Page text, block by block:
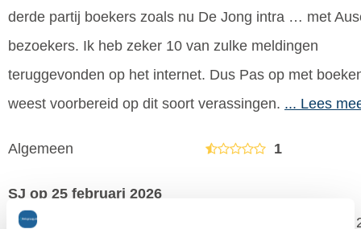
derde partij boekers zoals nu De Jong intra … met
bezoekers. Ik heb zeker 10 van zulke meldingen
teruggevonden op het internet. Dus Pas op met
weest voorbereid op dit soort verassingen. ... Lees
Algemeen 1
SJ op 25 februari 2026
bestemming: Zwitserland / Assen, reisperiode: januari